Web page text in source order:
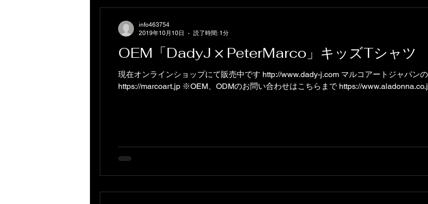
OEM「DadyJ × PeterMarco」キッズTシャツ
現在オンラインショップにて販売中です http://www.dady-j.com マルコアートジャパンのサイトはこちら
https://marcoart.jp ※OEM、ODMのお問い合わせはこちらまで https://
info463754
2019年10月10日
読了時間: 1分